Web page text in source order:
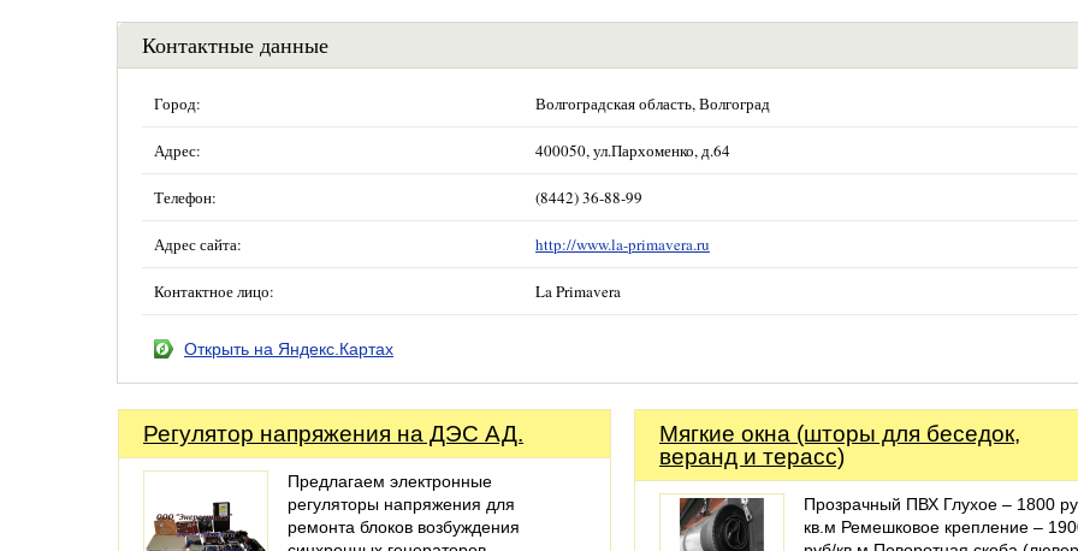
Контактные данные
Город: Волгоградская область, Волгоград
Адрес: 400050, ул.Пархоменко, д.64
Телефон: (8442) 36-88-99
Адрес сайта: http://www.la-primavera.ru
Контактное лицо: La Primavera
Открыть на Яндекс.Картах
Регулятор напряжения на ДЭС АД.
Предлагаем электронные
регуляторы напряжения для
ремонта блоков возбуждения
Мягкие окна (шторы для беседок,
веранд и терасс)
Прозрачный ПВХ Глухое – 1800
кв.м Ремешковое крепление –